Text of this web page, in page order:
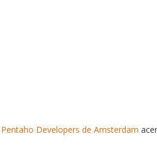
Pentaho Developers de Amsterdam